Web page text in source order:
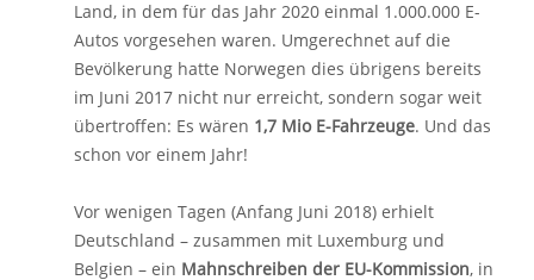
Land, in dem für das Jahr 2020 einmal 1.000.000 E-
Autos vorgesehen waren. Umgerechnet auf die
Bevölkerung hatte Norwegen dies übrigens bereits
im Juni 2017 nicht nur erreicht, sondern sogar weit
übertroffen: Es wären 1,7 Mio E-Fahrzeuge. Und das
schon vor einem Jahr!
Vor wenigen Tagen (Anfang Juni 2018) erhielt
Deutschland – zusammen mit Luxemburg und
Belgien – ein Mahnschreiben der EU-Kommission, in